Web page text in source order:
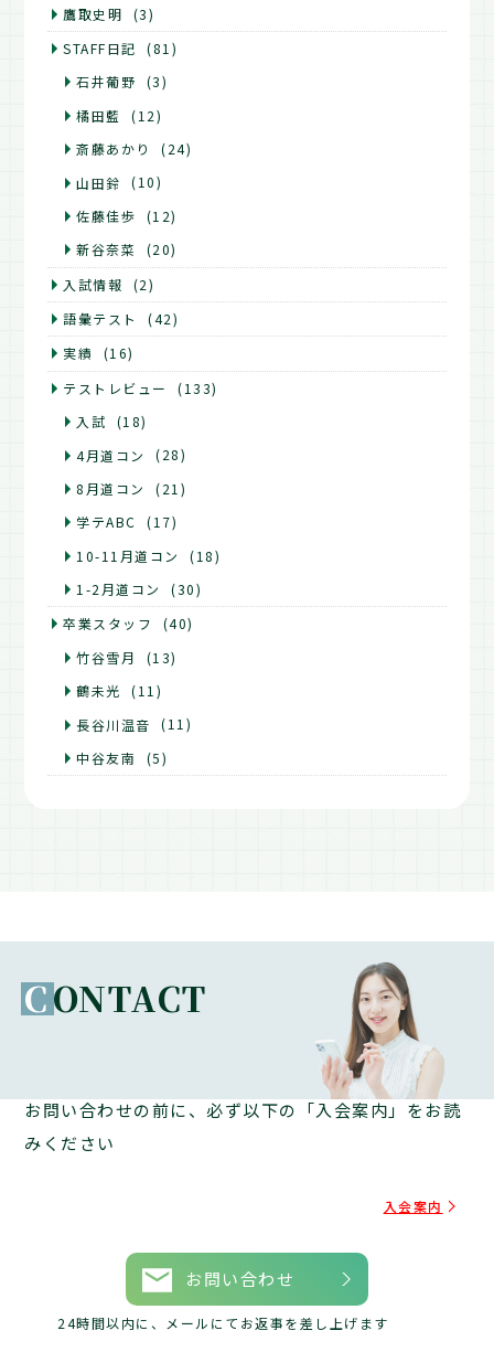
鷹取史明
(3)
STAFF日記
(81)
石井葡野
(3)
橘田藍
(12)
斎藤あかり
(24)
山田鈴
(10)
佐藤佳歩
(12)
新谷奈菜
(20)
入試情報
(2)
語彙テスト
(42)
実績
(16)
テストレビュー
(133)
入試
(18)
4月道コン
(28)
8月道コン
(21)
学テABC
(17)
10-11月道コン
(18)
1-2月道コン
(30)
卒業スタッフ
(40)
竹谷雪月
(13)
鶴未光
(11)
長谷川温音
(11)
中谷友南
(5)
CONTACT
お問い合わせの前に、必ず以下の「入会案内」をお読
みください
入会案内
お問い合わせ
24時間以内に、メールにてお返事を差し上げます